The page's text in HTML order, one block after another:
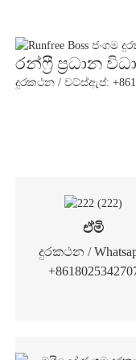
රන්ෆ්‍රී ප්‍රධාන
දුරකථන / වට්ස්ඇප්:
ඒමි
දුරකථන /